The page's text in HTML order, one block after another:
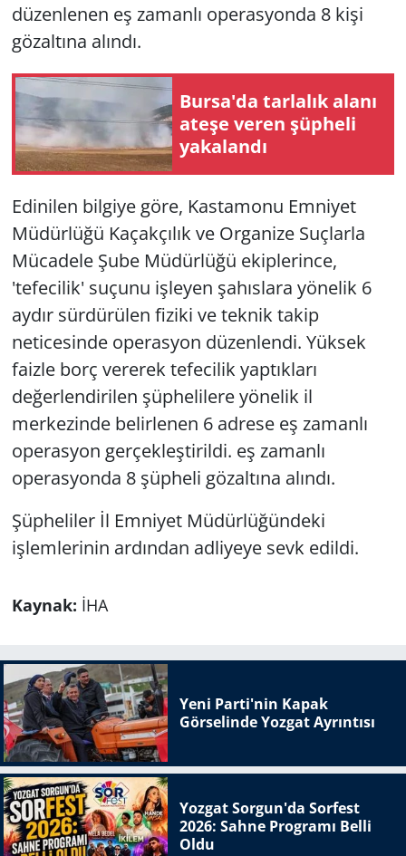
düzenlenen eş zamanlı operasyonda 8 kişi
gözaltına alındı.
Bursa'da tarlalık alanı
ateşe veren şüpheli
yakalandı
Edinilen bilgiye göre, Kastamonu Emniyet
Müdürlüğü Kaçakçılık ve Organize Suçlarla
Mücadele Şube Müdürlüğü ekiplerince,
'tefecilik' suçunu işleyen şahıslara yönelik 6
aydır sürdürülen fiziki ve teknik takip
neticesinde operasyon düzenlendi. Yüksek
faizle borç vererek tefecilik yaptıkları
değerlendirilen şüphelilere yönelik il
merkezinde belirlenen 6 adrese eş zamanlı
operasyon gerçekleştirildi. eş zamanlı
operasyonda 8 şüpheli gözaltına alındı.
Şüpheliler İl Emniyet Müdürlüğündeki
işlemlerinin ardından adliyeye sevk edildi.
Kaynak: İHA
Yeni Parti'nin Kapak
Görselinde Yozgat Ayrıntısı
Yozgat Sorgun'da Sorfest
2026: Sahne Programı Belli
Oldu